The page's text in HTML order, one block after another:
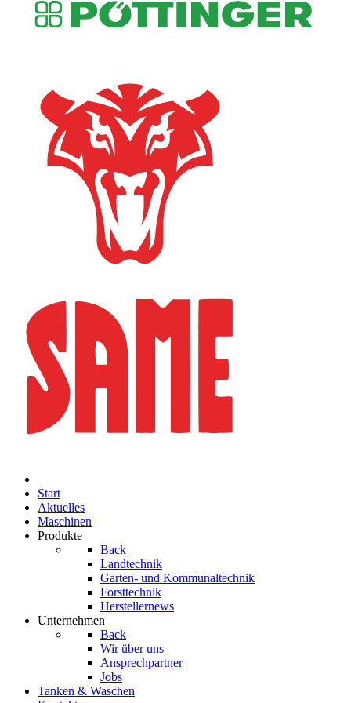
Start
Aktuelles
Maschinen
Produkte
Back
Landtechnik
Garten- und Kommunaltechnik
Forsttechnik
Herstellernews
Unternehmen
Back
Wir über uns
Ansprechpartner
Jobs
Tanken & Waschen